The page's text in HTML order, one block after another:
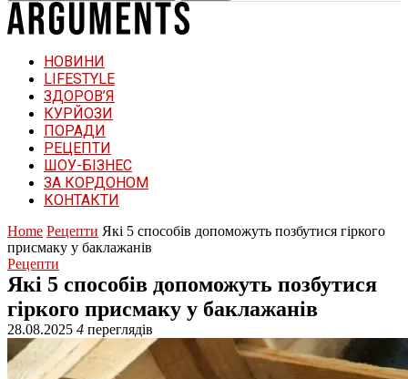
НОВИНИ
LIFESTYLE
ЗДОРОВ’Я
КУРЙОЗИ
ПОРАДИ
РЕЦЕПТИ
ШОУ-БІЗНЕС
ЗА КОРДОНОМ
КОНТАКТИ
Home Рецепти Які 5 способів допоможуть позбутися гіркого
присмаку у баклажанів
Рецепти
Які 5 способів допоможуть позбутися
гіркого присмаку у баклажанів
28.08.2025 4 переглядів